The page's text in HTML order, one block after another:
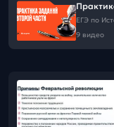
ЕГЭ по
9 видео